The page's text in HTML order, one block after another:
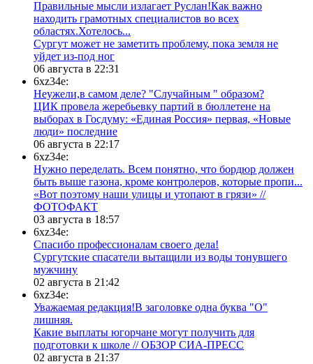
Правильные мысли излагает Руслан!Как важно
находить грамотных специалистов во всех
областях.Хотелось...
Сургут может не заметить проблему, пока земля не
уйдет из-под ног
06 августа в 22:31
6xz34e:
Неужели,в самом деле? "Случайным " образом?
ЦИК провела жеребьевку партий в бюллетене на
выборах в Госдуму: «Единая Россия» первая, «Новые
люди» последние
06 августа в 22:17
6xz34e:
Нужно переделать. Всем понятно, что бордюр должен
быть выше газона, кроме контролеров, которые пропи...
«Вот поэтому наши улицы и утопают в грязи» //
ФОТОФАКТ
03 августа в 18:57
6xz34e:
Спасибо профессионалам своего дела!
Сургутские спасатели вытащили из воды тонувшего
мужчину
02 августа в 21:42
6xz34e:
Уважаемая редакция!В заголовке одна буква "О"
лишняя.
Какие выплаты югорчане могут получить для
подготовки к школе // ОБЗОР СИА-ПРЕСС
02 августа в 21:37